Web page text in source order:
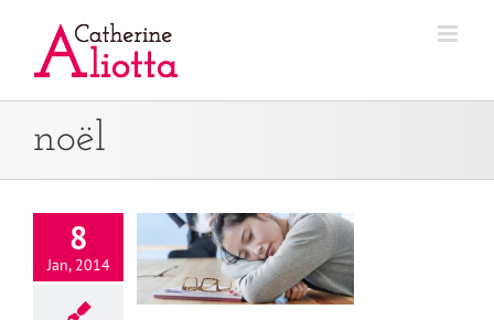
contenu
noël
8
Jan, 2014